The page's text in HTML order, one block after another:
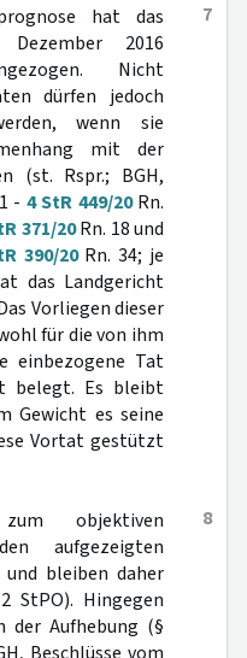
7
hat das
2016
Nicht
dürfen jedoch
wenn sie
mit der
(st. Rspr.; BGH,
- 4 StR 449/20Rn.
371/20Rn. 18 und
390/20Rn. 34; je
das Landgericht
Vorliegen dieser
für die von ihm
einbezogene Tat
belegt. Es bleibt
Gewicht es seine
Vortat gestützt
8
objektiven
aufgezeigten
bleiben daher
StPO). Hingegen
der Aufhebung (§